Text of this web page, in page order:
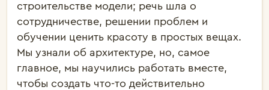
строительстве модели; речь шла о
сотрудничестве, решении проблем и
обучении ценить красоту в простых вещах.
Мы узнали об архитектуре, но, самое
главное, мы научились работать вместе,
чтобы создать что-то действительно